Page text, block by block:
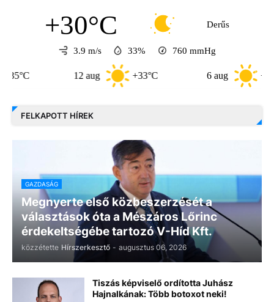
+30°C Derűs
3.9 m/s 33% 760 mmHg
12 aug +33°C +39°C
FELKAPOTT HÍREK
GAZDASÁG
Megnyerte első közbeszerzését a
választások óta a Mészáros Lőrinc
érdekeltségébe tartozó V-Híd Kft.
közzétette Hírszerkesztő - augusztus 06, 2026
Tiszás képviselő ordította Juhász
Hajnalkának: Több botoxot neki!